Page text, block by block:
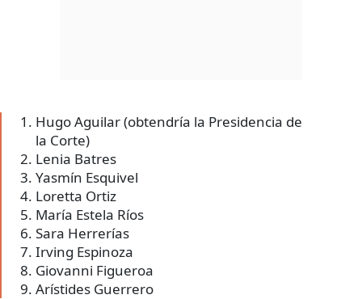
Hugo Aguilar (obtendría la Presidencia de
la Corte)
Lenia Batres
Yasmín Esquivel
Loretta Ortiz
María Estela Ríos
Sara Herrerías
Irving Espinoza
Giovanni Figueroa
Arístides Guerrero